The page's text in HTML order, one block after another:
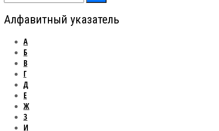
Алфавитный указатель
А
Б
В
Г
Д
Е
Ж
З
И